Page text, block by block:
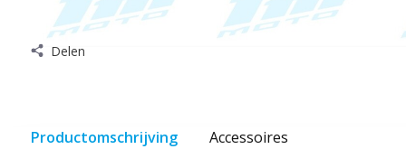
Delen
Productomschrijving Accessoires